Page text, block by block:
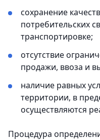
сохранение
потребительских
транспортировке;
отсутствие
продажи, ввоза и
наличие равных
территории, в
осуществляются
Процедура